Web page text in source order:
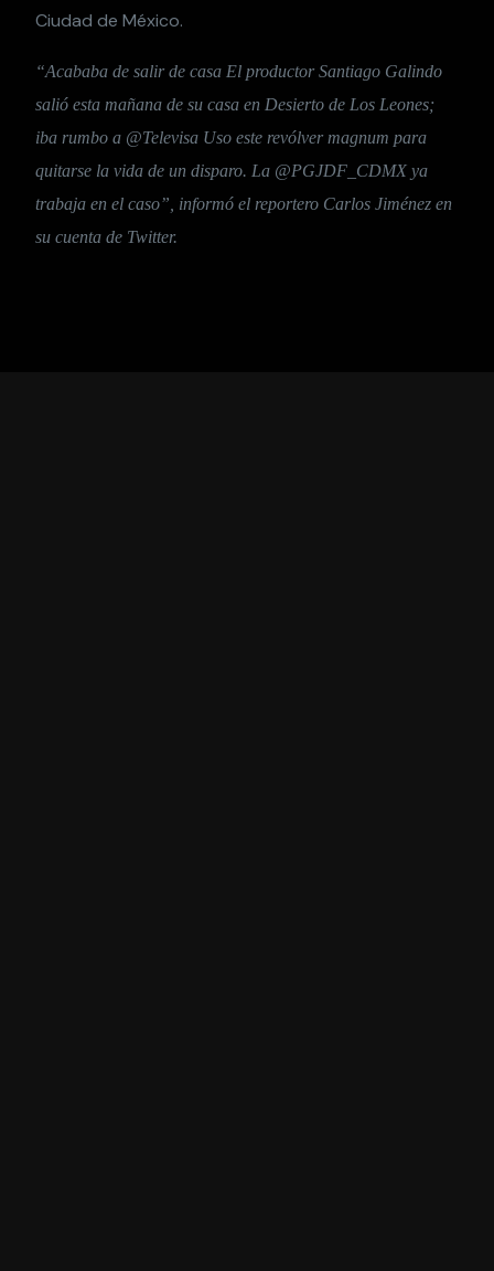
Ciudad de México.
“Acababa de salir de casa El productor Santiago Galindo
salió esta mañana de su casa en Desierto de Los Leones;
iba rumbo a @Televisa Uso este revólver magnum para
quitarse la vida de un disparo. La @PGJDF_CDMX ya
trabaja en el caso”, informó el reportero Carlos Jiménez en
su cuenta de Twitter.